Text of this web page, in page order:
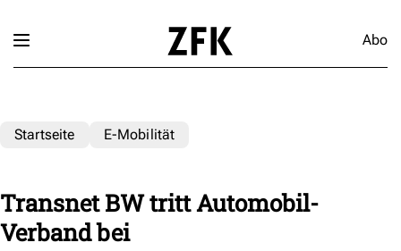
Abo
Startseite E-Mobilität
Transnet BW tritt Automobil-
Verband bei